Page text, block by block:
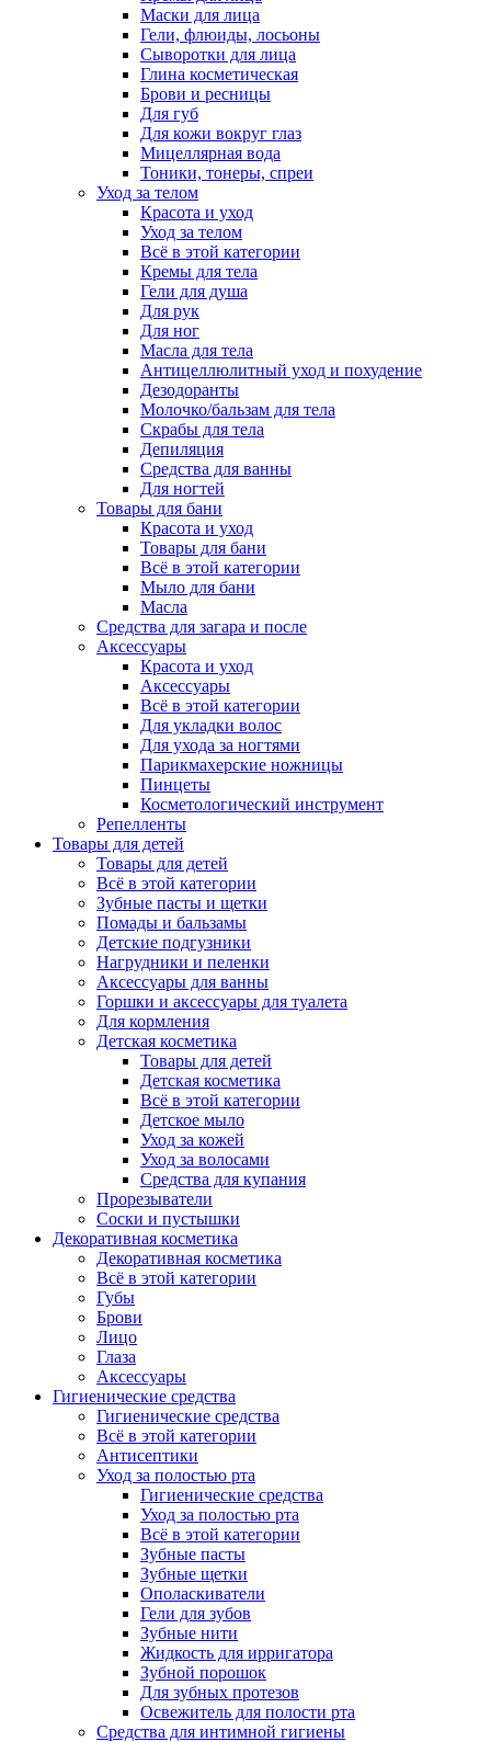
Маски для лица
Гели, флюиды, лосьоны
Сыворотки для лица
Глина косметическая
Брови и ресницы
Для губ
Для кожи вокруг глаз
Мицеллярная вода
Тоники, тонеры, спреи
Уход за телом
Красота и уход
Уход за телом
Всё в этой категории
Кремы для тела
Гели для душа
Для рук
Для ног
Масла для тела
Антицеллюлитный уход и похудение
Дезодоранты
Молочко/бальзам для тела
Скрабы для тела
Депиляция
Средства для ванны
Для ногтей
Товары для бани
Красота и уход
Товары для бани
Всё в этой категории
Мыло для бани
Масла
Средства для загара и после
Аксессуары
Красота и уход
Аксессуары
Всё в этой категории
Для укладки волос
Для ухода за ногтями
Парикмахерские ножницы
Пинцеты
Косметологический инструмент
Репелленты
Товары для детей
Товары для детей
Всё в этой категории
Зубные пасты и щетки
Помады и бальзамы
Детские подгузники
Нагрудники и пеленки
Аксессуары для ванны
Горшки и аксессуары для туалета
Для кормления
Детская косметика
Товары для детей
Детская косметика
Всё в этой категории
Детское мыло
Уход за кожей
Уход за волосами
Средства для купания
Прорезыватели
Соски и пустышки
Декоративная косметика
Декоративная косметика
Всё в этой категории
Губы
Брови
Лицо
Глаза
Аксессуары
Гигиенические средства
Гигиенические средства
Всё в этой категории
Антисептики
Уход за полостью рта
Гигиенические средства
Уход за полостью рта
Всё в этой категории
Зубные пасты
Зубные щетки
Ополаскиватели
Гели для зубов
Зубные нити
Жидкость для ирригатора
Зубной порошок
Для зубных протезов
Освежитель для полости рта
Средства для интимной гигиены